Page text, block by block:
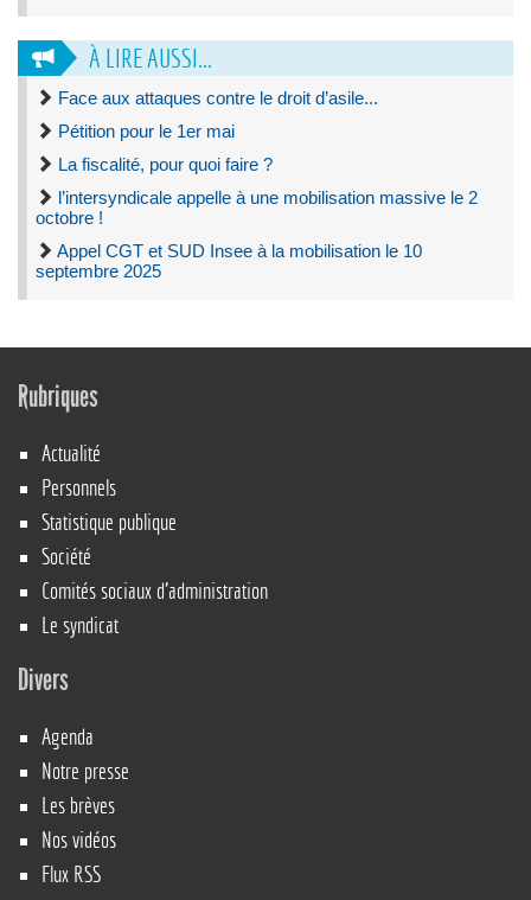
À LIRE AUSSI...
Face aux attaques contre le droit d’asile...
Pétition pour le 1er mai
La fiscalité, pour quoi faire ?
l’intersyndicale appelle à une mobilisation massive le 2
octobre !
Appel CGT et SUD Insee à la mobilisation le 10
septembre 2025
Rubriques
Actualité
Personnels
Statistique publique
Société
Comités sociaux d’administration
Le syndicat
Divers
Agenda
Notre presse
Les brèves
Nos vidéos
Flux RSS